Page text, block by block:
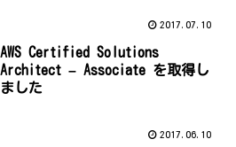
2017.07.10
AWS Certified Solutions
Architect – Associate を取得し
ました
2017.06.10